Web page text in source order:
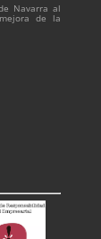
Navarra al
de la